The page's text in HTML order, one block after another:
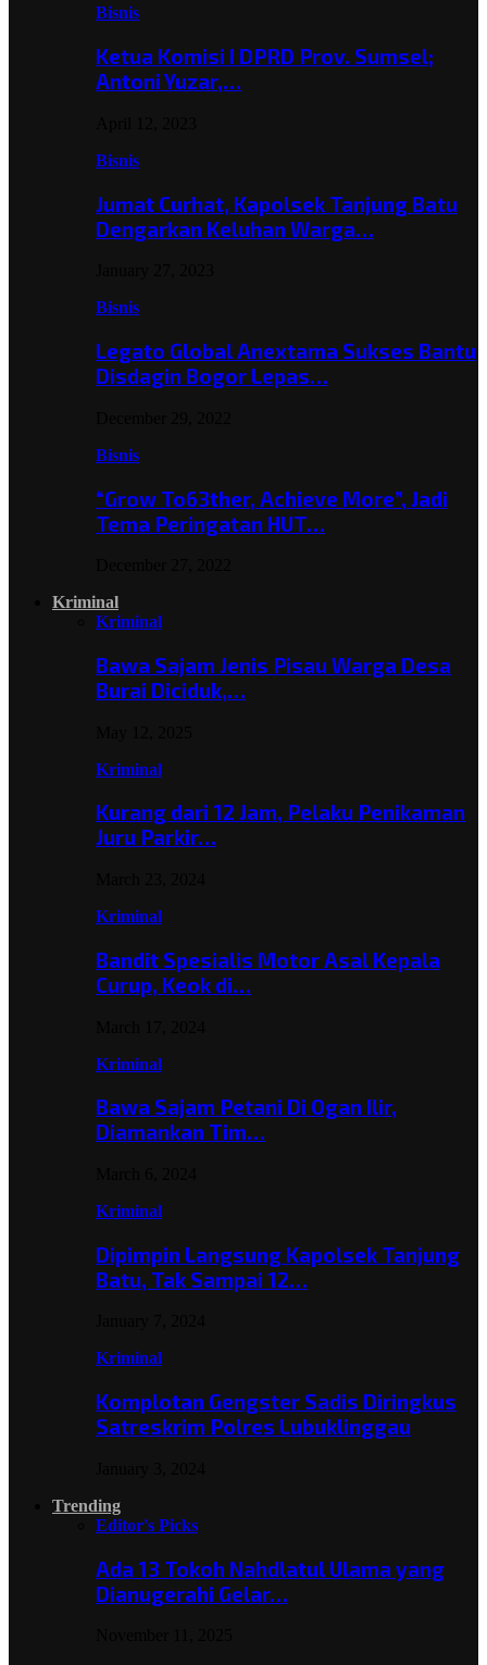
Bisnis
Ketua Komisi I DPRD Prov. Sumsel;
Antoni Yuzar,…
Bisnis
Jumat Curhat, Kapolsek Tanjung Batu
Dengarkan Keluhan Warga…
Bisnis
Legato Global Anextama Sukses Bantu
Disdagin Bogor Lepas…
Bisnis
“Grow To63ther, Achieve More”, Jadi
Tema Peringatan HUT…
Kriminal
Kriminal
Bawa Sajam Jenis Pisau Warga Desa
Burai Diciduk,…
Kriminal
Kurang dari 12 Jam, Pelaku Penikaman
Juru Parkir…
Kriminal
Bandit Spesialis Motor Asal Kepala
Curup, Keok di…
Kriminal
Bawa Sajam Petani Di Ogan Ilir,
Diamankan Tim…
Kriminal
Dipimpin Langsung Kapolsek Tanjung
Batu, Tak Sampai 12…
Kriminal
Komplotan Gengster Sadis Diringkus
Satreskrim Polres Lubuklinggau
Trending
Editor's Picks
Ada 13 Tokoh Nahdlatul Ulama yang
Dianugerahi Gelar…